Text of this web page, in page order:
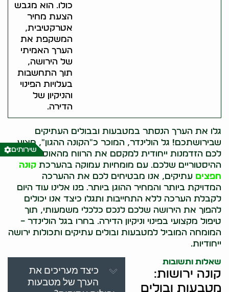
כולו. הוא מגבש
הצעת מחיר
אטרקטיבית,
המשקפת את
הערך האמיתי
של הירושה,
תוך התחשבות
בעלויות הפינוי
והניקיון של
הדירה.
גלו את הערך הנסתר במטבעות ובבולים העתיקים
שבירושתכם! גל הולינדר, המוכר כ"הקונה ההגון", מציע
לכם הזדמנות ייחודית למקסם את הרווח מהאוספים
ההיסטוריים שלכם. עם מומחיות עמוקה בהערכת קונה
חפצים עתיקים, אנו מבטיחים לכם את ההערכה
המדויקת ביותר והמחיר ההוגן ביותר. פנו אלינו עוד היום
לקבלת הערכה ללא התחייבות ותגלו כיצד אנו יכולים
להפוך את הירושה שלכם לנכס כלכלי משמעותי, תוך
טיפול מקצועי בפינוי וניקיון הדירה. בחרו בגל הולינדר –
המומחה המוביל למטבעות ובולים עתיקים ותכולות ירושה
ייחודיות.
שאלות ותשובות
קונה ירושות:
מטבעות ובולים
כיצד מעריכים את
הערך של מטבעות
שירותים